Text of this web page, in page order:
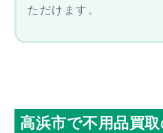
ただけます。
高浜市で不用品買